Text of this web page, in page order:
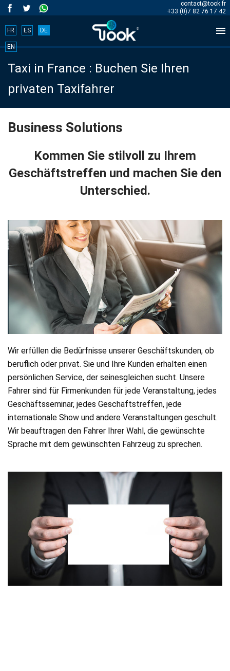
contact@took.fr
+33 (0)7 82 76 17 42

FR ES DE
EN
Taxi in France : Buchen Sie Ihren
privaten Taxifahrer
Book
your
trip
now!
Online
buchung
Chauffeur
Services
Airport
Services
Business
Solutions
Kontakt
AGB
Business Solutions
Kommen Sie stilvoll zu Ihrem
Geschäftstreffen und machen Sie den
Unterschied.
Wir erfüllen die Bedürfnisse unserer Geschäftskunden, ob
beruflich oder privat. Sie und Ihre Kunden erhalten einen
persönlichen Service, der seinesgleichen sucht. Unsere
Fahrer sind für Firmenkunden für jede Veranstaltung, jedes
Geschäftsseminar, jedes Geschäftstreffen, jede
internationale Show und andere Veranstaltungen geschult.
Wir beauftragen den Fahrer Ihrer Wahl, die gewünschte
Sprache mit dem gewünschten Fahrzeug zu sprechen.